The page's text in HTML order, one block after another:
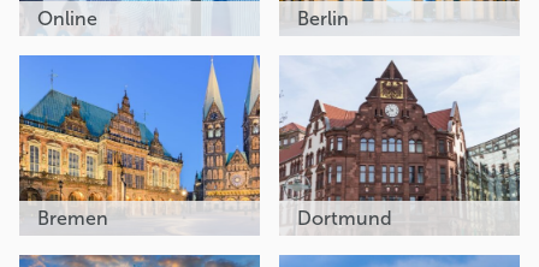
Online Berlin
Bremen Dortmund